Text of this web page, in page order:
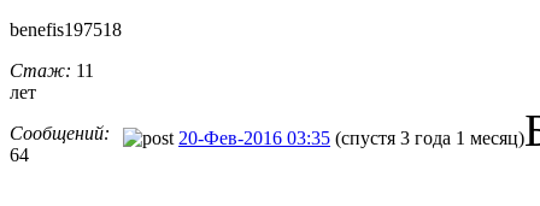
benefis19751​8
Стаж: 11
лет
Сообщений:
64
20-Фев-2016 03:35 (спустя 3 года 1 месяц)